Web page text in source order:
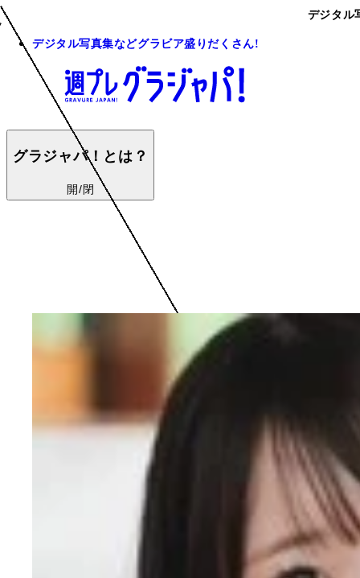
デジタル
デジタル写真集などグラビア盛りだくさん!
グラジャパ！とは？
開/閉